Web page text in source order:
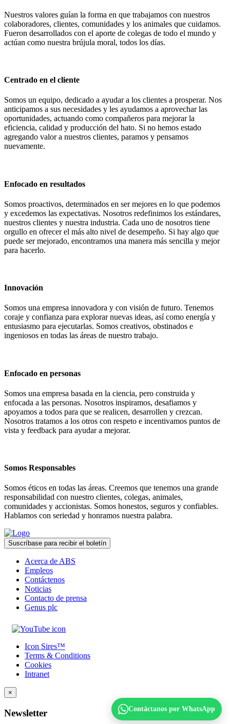
Nuestros valores guían la forma en que trabajamos con nuestros
colaboradores, clientes, comunidades y los animales que cuidamos.
Fueron desarrollados con el aporte de colegas de todo el mundo y
actúan como nuestra brújula moral, todos los días.
Centrado en el cliente
Somos un equipo, dedicado a ayudar a los clientes a prosperar. Nos
anticipamos a sus necesidades y les ayudamos a aprovechar las
oportunidades, actuando como compañeros para mejorar la
eficiencia, calidad y producción del hato. Si no hemos estado
agregando valor a nuestros clientes, paramos y pensamos
nuevamente.
Enfocado en resultados
Somos proactivos, determinados en ser mejores en lo que podemos
y excedemos las expectativas. Nosotros redefinimos los estándares,
nuestros clientes y nuestra industria. Cada uno de nosotros tiene
orgullo en ofrecer el más alto nivel de desempeño. Si hay algo que
puede ser mejorado, encontramos una manera más sencilla y mejor
para hacerlo.
Innovación
Somos una empresa innovadora y con visión de futuro. Tenemos
coraje y confianza para explorar nuevas ideas, así como energía y
entusiasmo para ejecutarlas. Somos creativos, obstinados e
ingeniosos en todas las áreas de nuestro trabajo.
Enfocado en personas
Somos una empresa basada en la ciencia, pero construida y
enfocada a las personas. Nosotros inspiramos, desafiamos y
apoyamos a todos para que se realicen, desarrollen y crezcan.
Nosotros tratamos a los otros con respeto e incentivamos puntos de
vista y feedback para ayudar a mejorar.
Somos Responsables
Somos éticos en todas las áreas. Creemos que tenemos una grande
responsabilidad con nuestro clientes, colegas, animales,
comunidades y accionistas. Somos honestos, seguros y confiables.
Hablamos con seriedad y honramos nuestra palabra.
Suscríbase para recibir el boletín
Acerca de ABS
Empleos
Contáctenos
Noticias
Contacto de prensa
Genus plc
Icon Sires™
Terms & Conditions
Cookies
Intranet
×
Newsletter Contáctanos por WhatsApp